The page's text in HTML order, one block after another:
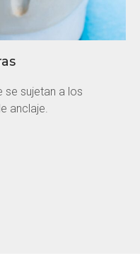
se sujetan a los
anclaje.